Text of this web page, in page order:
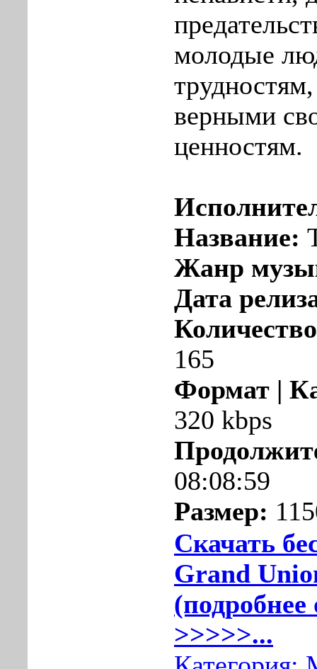
молодые
верными
ценностям.
Название:
Жанр
Дата
165
Формат |
320 kbps
08:08:59
Размер:
Скачать
Grand
(подробнее
>>>>>...